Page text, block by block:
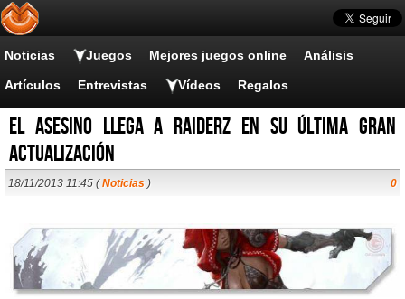
Noticias Juegos Mejores juegos online Análisis
Artículos Entrevistas Vídeos Regalos
El Asesino llega a RaiderZ en su última gran
actualización
18/11/2013 11:45 (Noticias ) 0